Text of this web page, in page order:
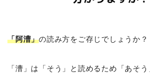
「阿漕」の読み方をご存じでしょうか？
「漕」は「そう」と読めるため「あそ